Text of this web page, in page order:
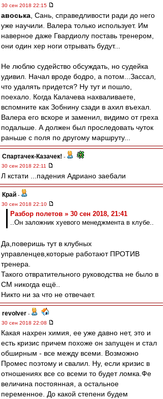
30 сен 2018 22:15
авоська , Сань, справедливости ради до него
уже научили. Валера только использует. Им
наверное даже Гвардиолу поставь тренером,
они один хер ноги отрывать будут...
Не люблю судейство обсуждать, но судейка
удивил. Начал вроде бодро, а потом...Зассал,
что удалять придется? Ну тут и пошло,
поехало. Когда Калачева нахваливаете,
вспомните как Зобнину сзади в ахил въехал.
Валера его вскоре и заменил, видимо от греха
подальше. А должен был проследовать чуток
раньше с поля по другому маршруту...
Спартачек-Казачек! -
30 сен 2018 22:11
Л кстати ...падения Адриано заебали
Край -
30 сен 2018 22:10
Разбор полетов » 30 сен 2018, 21:41
..Он заложник хуевого менеджмента в клубе..
Да,поверишь тут в клубных
управленцев,которые работают ПРОТИВ
тренера.
Такого отвратительного руководства не было в
СМ никогда ещё..
Никто ни за что не отвечает.
revolver -
30 сен 2018 22:08
Какая нахрен химия, ее уже давно нет, это и
есть кризис причем похоже он запущен и стал
обширным - все между всеми. Возможно
Промес поэтому и свалил. Ну, если кризис в
отношениях все со всеми то будет ломка.Фе
величина постоянная, а остальное
переменное. До какой степени будем